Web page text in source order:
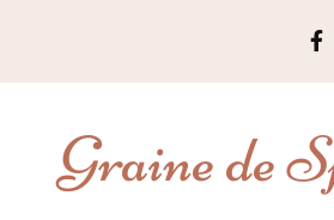
Graine de